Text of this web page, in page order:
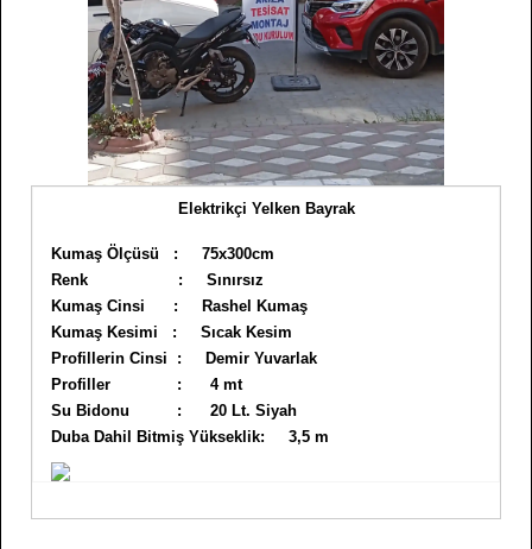
Elektrikçi Yelken Bayrak
Kumaş Ölçüsü : 75x300cm
Renk : Sınırsız
Kumaş Cinsi : Rashel Kumaş
Kumaş Kesimi : Sıcak Kesim
Profillerin Cinsi : Demir Yuvarlak
Profiller : 4 mt
Su Bidonu : 20 Lt. Siyah
Duba Dahil Bitmiş Yükseklik: 3,5 m